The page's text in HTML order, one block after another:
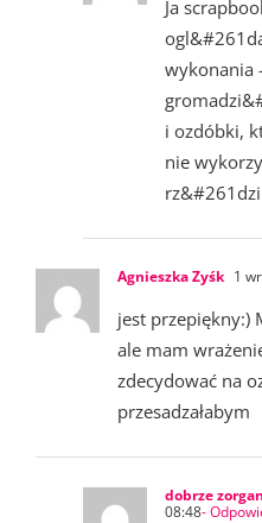
Ja
wykonania
i ozdóbki,
nie
Agnieszka Zyśk 1
jest przepiękny:)
ale mam
zdecydować na
przesadzałabym
dobrze
08:48-